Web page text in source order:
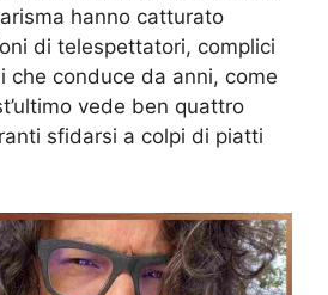
hanno catturato
di telespettatori, complici
che conduce da anni, come
vede ben quattro
sfidarsi a colpi di piatti